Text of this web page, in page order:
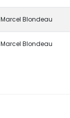
Marcel Blondeau
Marcel Blondeau